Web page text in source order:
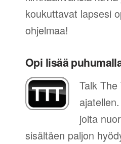
koukuttavat lapsesi
ohjelmaa!
Opi lisää
Talk
joita
sisältäen paljon